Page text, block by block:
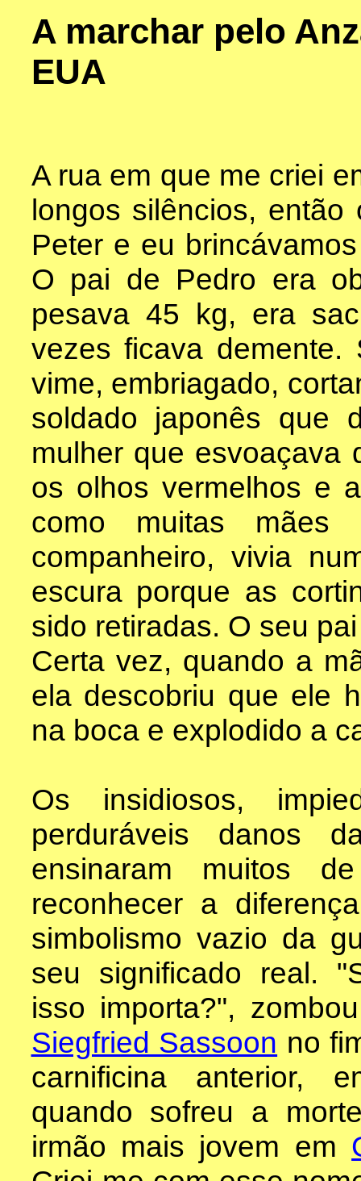
A marchar pelo
EUA
A rua em que me criei
longos silêncios,
Peter e eu
O pai de Pedro era
pesava 45 kg, era
vezes ficava demente.
vime, embriagado,
soldado japonês que
mulher que esvoaçava
os olhos vermelhos e
como muitas mães
companheiro, vivia
escura porque as
sido retiradas. O seu
Certa vez, quando a
ela descobriu que ele
na boca e explodido a
Os insidiosos,
perduráveis danos
ensinaram muitos
reconhecer a
simbolismo vazio da
seu significado real.
isso importa?",
Siegfried Sassoon no
carnificina anterior,
quando sofreu a
irmão mais jovem em